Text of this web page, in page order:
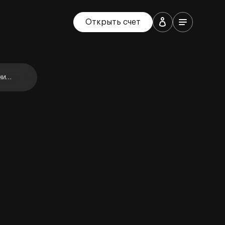
Открыть счет